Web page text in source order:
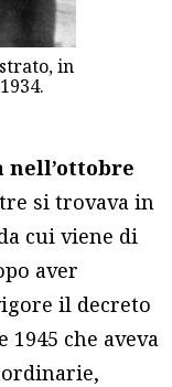
in
si trovava in
cui viene di
aver
il decreto
che aveva